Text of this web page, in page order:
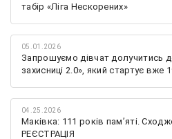
табір «Ліга Нескорених»
05.01.2026
Запрошуємо дівчат долучитись
захисниці 2.0», який стартує вже
04.25.2026
Маківка: 111 років пам’яті.
РЕЄСТРАЦІЯ